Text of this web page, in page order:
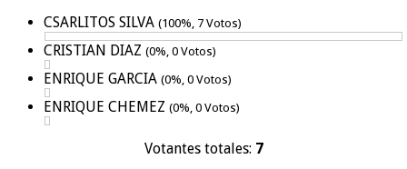
CSARLITOS SILVA (100%, 7 Votos)
CRISTIAN DIAZ (0%, 0 Votos)
ENRIQUE GARCIA (0%, 0 Votos)
ENRIQUE CHEMEZ (0%, 0 Votos)
Votantes totales: 7